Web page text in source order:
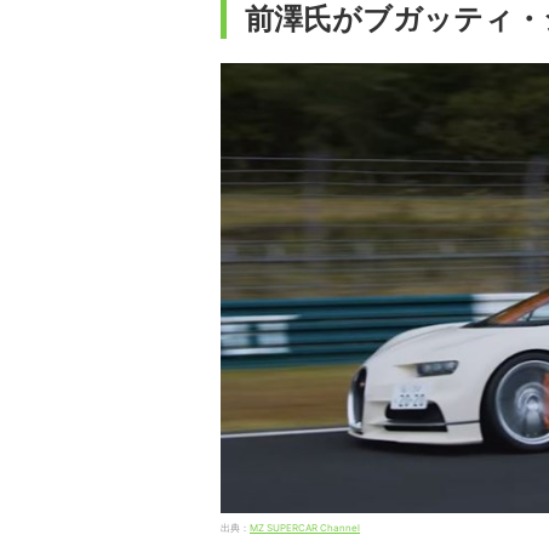
前澤氏がブガッティ
出典： MZ SUPERCAR Channel